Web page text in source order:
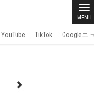
MENU
YouTube TikTok Googleニ